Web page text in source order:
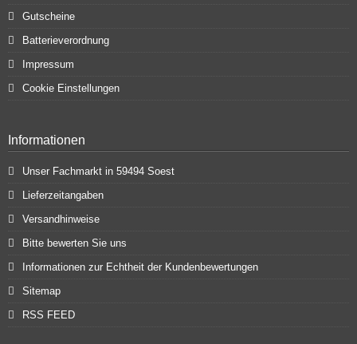
Gutscheine
Batterieverordnung
Impressum
Cookie Einstellungen
Informationen
Unser Fachmarkt in 59494 Soest
Lieferzeitangaben
Versandhinweise
Bitte bewerten Sie uns
Informationen zur Echtheit der Kundenbewertungen
Sitemap
RSS FEED